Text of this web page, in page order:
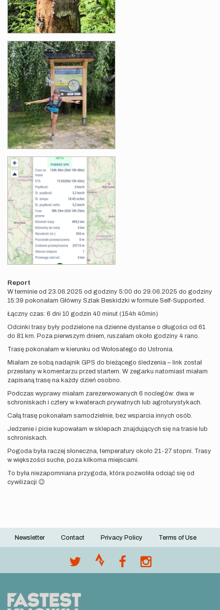
Report
W terminie od 23.06.2025 od godziny 5:00 do 29.06.2025 do godziny
15:39 pokonałam Główny Szlak Beskidzki w formule Self-Supported.
Łączny czas: 6 dni 10 godzin 40 minut (154h 40min)
Odcinki trasy były podzielone na dzienne dystanse o długości od 61
do 81 km. Poza pierwszym dniem, ruszałam około godziny 4 rano.
Trasę pokonałam w kierunku od Wołosatego do Ustronia.
Miałam ze sobą nadajnik GPS do bieżącego śledzenia – link został
przesłany w komentarzu przed startem. W zegarku natomiast miałam
zapisaną trasę na każdy dzień osobno.
Podczas wyprawy miałam zarezerwowanych 6 noclegów: dwa w
schroniskach i cztery w kwaterach prywatnych lub agroturystykach.
Całą trasę pokonałam samodzielnie, bez wsparcia innych osób.
Jedzenie i picie kupowałam w sklepach znajdujących się na trasie lub
schroniskach.
Pogoda była raczej słoneczna, temperatury około 21-27 stopni. Trasy
w większości suche, poza kilkoma miejscami.
To była niezapomniana przygoda, która pozwoliła odciąć się od
cywilizacji 😉
Footer
Newsletter Contact Privacy Policy Terms of Use